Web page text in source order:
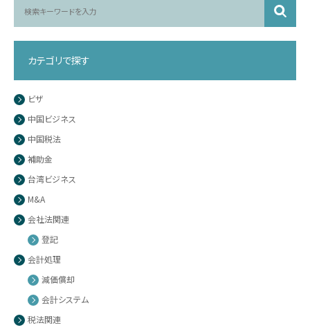
カテゴリで探す
ビザ
中国ビジネス
中国税法
補助金
台湾ビジネス
M&A
会社法関連
登記
会計処理
減価償却
会計システム
税法関連